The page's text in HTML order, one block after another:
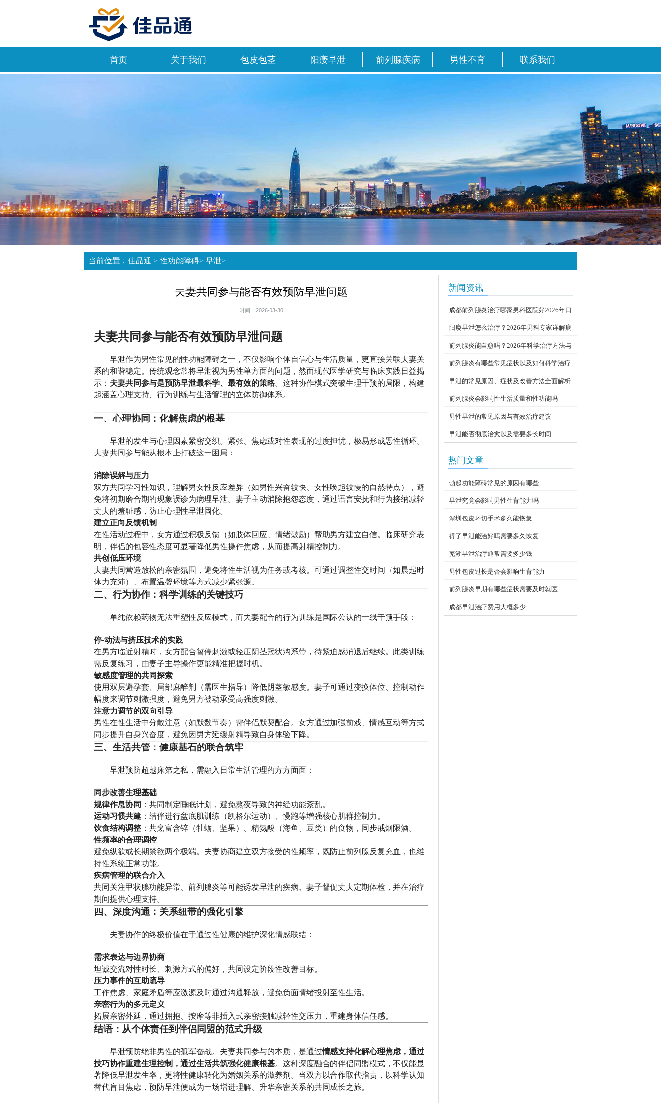
首页 关于我们 包皮包茎 阳痿早泄 前列腺疾病 男性不育 联系我们
当前位置： 佳品通 >性功能障碍> 早泄>
夫妻共同参与能否有效预防早泄问题
时间：2026-03-30
夫妻共同参与能否有效预防早泄问题
早泄作为男性常见的性功能障碍之一，不仅影响个体自信心与生活质量，更直接关联夫妻关
系的和谐稳定。传统观念常将早泄视为男性单方面的问题，然而现代医学研究与临床实践日益揭
示： 夫妻共同参与是预防早泄最科学、最有效的策略。这种协作模式突破生理干预的局限，构建
起涵盖心理支持、行为训练与生活管理的立体防御体系。
一、心理协同：化解焦虑的根基
早泄的发生与心理因素紧密交织。紧张、焦虑或对性表现的过度担忧，极易形成恶性循环。
夫妻共同参与能从根本上打破这一困局：
消除误解与压力
双方共同学习性知识，理解男女性反应差异（如男性兴奋较快、女性唤起较慢的自然特点），避
免将初期磨合期的现象误诊为病理早泄。妻子主动消除抱怨态度，通过语言安抚和行为接纳减轻
丈夫的羞耻感，防止心理性早泄固化。
建立正向反馈机制
在性活动过程中，女方通过积极反馈（如肢体回应、情绪鼓励）帮助男方建立自信。临床研究表
明，伴侣的包容性态度可显著降低男性操作焦虑，从而提高射精控制力。
共创低压环境
夫妻共同营造放松的亲密氛围，避免将性生活视为任务或考核。可通过调整性交时间（如晨起时
体力充沛）、布置温馨环境等方式减少紧张源。
二、行为协作：科学训练的关键技巧
单纯依赖药物无法重塑性反应模式，而夫妻配合的行为训练是国际公认的一线干预手段：
停-动法与挤压技术的实践
在男方临近射精时，女方配合暂停刺激或轻压阴茎冠状沟系带，待紧迫感消退后继续。此类训练
需反复练习，由妻子主导操作更能精准把握时机。
敏感度管理的共同探索
使用双层避孕套、局部麻醉剂（需医生指导）降低阴茎敏感度。妻子可通过变换体位、控制动作
幅度来调节刺激强度，避免男方被动承受高强度刺激。
注意力调节的双向引导
男性在性生活中分散注意（如默数节奏）需伴侣默契配合。女方通过加强前戏、情感互动等方式
同步提升自身兴奋度，避免因男方延缓射精导致自身体验下降。
三、生活共管：健康基石的联合筑牢
早泄预防超越床笫之私，需融入日常生活管理的方方面面：
同步改善生理基础
规律作息协同 ：共同制定睡眠计划，避免熬夜导致的神经功能紊乱。
运动习惯共建 ：结伴进行盆底肌训练（凯格尔运动）、慢跑等增强核心肌群控制力。
饮食结构调整 ：共烹富含锌（牡蛎、坚果）、精氨酸（海鱼、豆类）的食物，同步戒烟限酒。
性频率的合理调控
避免纵欲或长期禁欲两个极端。夫妻协商建立双方接受的性频率，既防止前列腺反复充血，也维
持性系统正常功能。
疾病管理的联合介入
共同关注甲状腺功能异常、前列腺炎等可能诱发早泄的疾病。妻子督促丈夫定期体检，并在治疗
期间提供心理支持。
四、深度沟通：关系纽带的强化引擎
夫妻协作的终极价值在于通过性健康的维护深化情感联结：
需求表达与边界协商
坦诚交流对性时长、刺激方式的偏好，共同设定阶段性改善目标。
压力事件的互助疏导
工作焦虑、家庭矛盾等应激源及时通过沟通释放，避免负面情绪投射至性生活。
亲密行为的多元定义
拓展亲密外延，通过拥抱、按摩等非插入式亲密接触减轻性交压力，重建身体信任感。
结语：从个体责任到伴侣同盟的范式升级
早泄预防绝非男性的孤军奋战。夫妻共同参与的本质，是通过情感支持化解心理焦虑，通过
技巧协作重建生理控制，通过生活共筑强化健康根基。这种深度融合的伴侣同盟模式，不仅能显
著降低早泄发生率，更将性健康转化为婚姻关系的滋养剂。当双方以合作取代指责，以科学认知
替代盲目焦虑，预防早泄便成为一场增进理解、升华亲密关系的共同成长之旅。
新闻资讯
成都前列腺炎治疗哪家男科医院好2026年口
碑推荐
阳痿早泄怎么治疗？2026年男科专家详解病
因与科学用药方案
前列腺炎能自愈吗？2026年科学治疗方法与
日常护理指南
前列腺炎有哪些常见症状以及如何科学治疗
早泄的常见原因、症状及改善方法全面解析
前列腺炎会影响性生活质量和性功能吗
男性早泄的常见原因与有效治疗建议
早泄能否彻底治愈以及需要多长时间
热门文章
勃起功能障碍常见的原因有哪些
早泄究竟会影响男性生育能力吗
深圳包皮环切手术多久能恢复
得了早泄能治好吗需要多久恢复
芜湖早泄治疗通常需要多少钱
男性包皮过长是否会影响生育能力
前列腺炎早期有哪些症状需要及时就医
成都早泄治疗费用大概多少